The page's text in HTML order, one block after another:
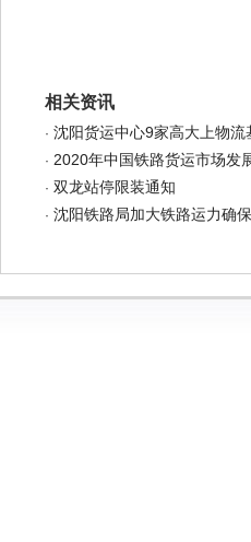
相关资讯
· 沈阳货运中心9家高大上物流
· 2020年中国铁路货运市场发
· 双龙站停限装通知
· 沈阳铁路局加大铁路运力确